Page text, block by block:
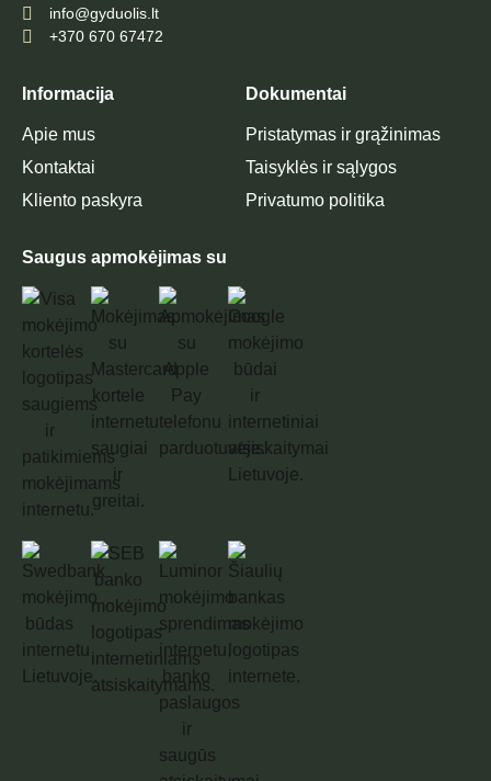
info@gyduolis.lt
+370 670 67472
Informacija
Apie mus
Kontaktai
Kliento paskyra
Dokumentai
Pristatymas ir grąžinimas
Taisyklės ir sąlygos
Privatumo politika
Saugus apmokėjimas su